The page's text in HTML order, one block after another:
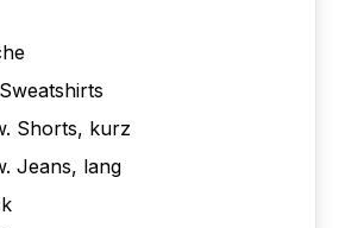
Shorts, kurz
Jeans, lang